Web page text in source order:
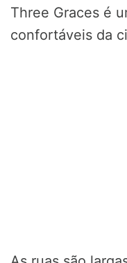
Three Graces é
confortáveis da